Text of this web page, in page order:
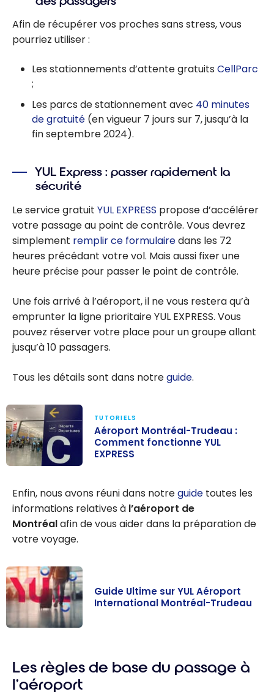
Afin de récupérer vos proches sans stress, vous
pourriez utiliser :
Les stationnements d’attente gratuits CellParc
;
Les parcs de stationnement avec 40 minutes
de gratuité (en vigueur 7 jours sur 7, jusqu’à la
fin septembre 2024).
YUL Express : passer rapidement la
sécurité
Le service gratuit YUL EXPRESS propose d’accélérer
votre passage au point de contrôle. Vous devrez
simplement remplir ce formulairedans les 72
heures précédant votre vol. Mais aussi fixer une
heure précise pour passer le point de contrôle.
Une fois arrivé à l’aéroport, il ne vous restera qu’à
emprunter la ligne prioritaire YUL EXPRESS. Vous
pouvez réserver votre place pour un groupe allant
jusqu’à 10 passagers.
Tous les détails sont dans notreguide.
Montréal-
Trudeau :
Comment
fonctionne YUL
TUTORIELS
Aéroport Montréal-Trudeau :
Comment fonctionne YUL
EXPRESS
Enfin, nous avons réuni dans notreguide toutes les
informations relatives à l’aéroport de
Montréalafin de vous aider dans la préparation de
votre voyage.
Aéroport
International
Guide Ultime sur YUL Aéroport
International Montréal-Trudeau
Les règles de base du passage à
l’aéroport